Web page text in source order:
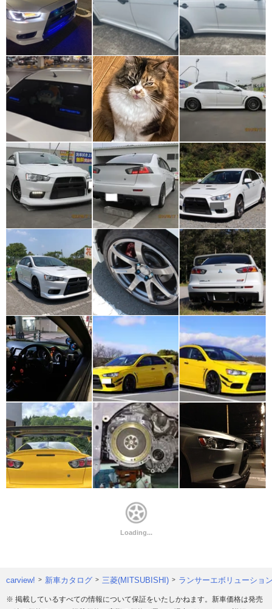
carview! 新車カタログ 三菱(MITSUBISHI) ランサーエボリューショ
※ 掲載しているすべての情報について保証をいたしかねます。新車価格は発売